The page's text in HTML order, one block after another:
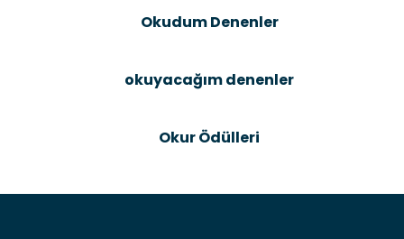
Okudum Denenler
okuyacağım denenler
Okur Ödülleri